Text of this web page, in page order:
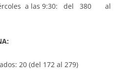
a las 9:30: del 380 al
20 (del 172 al 279)